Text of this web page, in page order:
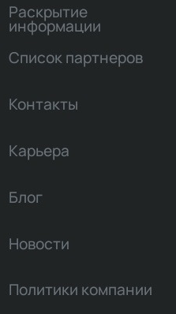
Раскрытие
информации
Список партнеров
Контакты
Карьера
Блог
Новости
Политики компании